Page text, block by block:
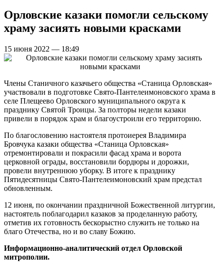
Орловские казаки помогли сельскому
храму засиять новыми красками
15 июня 2022 — 18:49
Члены Станичного казачьего общества «Станица Орловская»
участвовали в подготовке Свято-Пантелеимоновского храма в
селе Плещеево Орловского муниципального округа к
празднику Святой Троицы. За полторы недели казаки
привели в порядок храм и благоустроили его территорию.
По благословению настоятеля протоиерея Владимира
Бровчука казаки общества «Станица Орловская»
отремонтировали и покрасили фасад храма и ворота
церковной ограды, восстановили бордюры и дорожки,
провели внутреннюю уборку. В итоге к празднику
Пятидесятницы Свято-Пантелеимоновский храм предстал
обновленным.
12 июня, по окончании праздничной Божественной литургии,
настоятель поблагодарил казаков за проделанную работу,
отметив их готовность бескорыстно служить не только на
благо Отечества, но и во славу Божию.
Информационно-аналитический отдел Орловской
митрополии.